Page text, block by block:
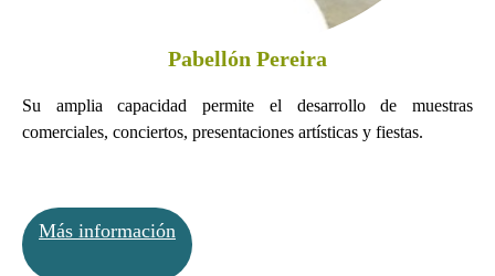
Pabellón Pereira
Su amplia capacidad permite el desarrollo de muestras
comerciales, conciertos, presentaciones artísticas y fiestas.
Más información